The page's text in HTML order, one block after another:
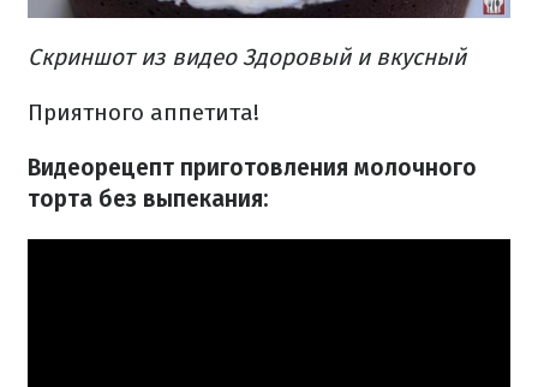
Скриншот из видео Здоровый и вкусный
Приятного аппетита!
Видеорецепт приготовления молочного
торта без выпекания: